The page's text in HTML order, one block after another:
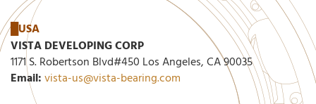
USA
VISTA DEVELOPING CORP
1171 S. Robertson Blvd#450 Los Angeles, CA 90035
Email:vista-us@vista-bearing.com